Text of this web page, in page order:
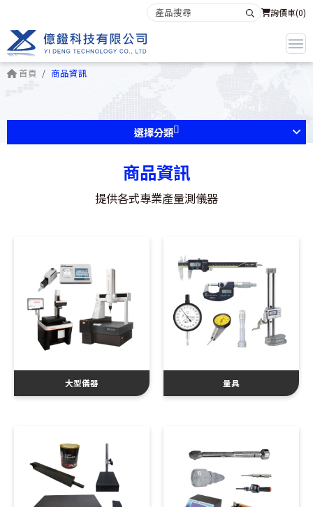
詢價車(0)
首頁 商品資訊
選擇分類
商品資訊
提供各式專業產量測儀器
大型儀器 量具